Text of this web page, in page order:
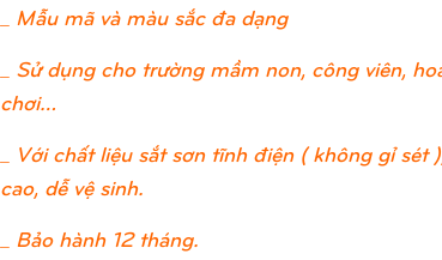
_ Mẫu mã và màu sắc đa dạng
_ Sử dụng cho trường mầm non, công viên,
chơi…
_ Với chất liệu sắt sơn tĩnh điện ( không gỉ
cao, dễ vệ sinh.
_ Bảo hành 12 tháng.